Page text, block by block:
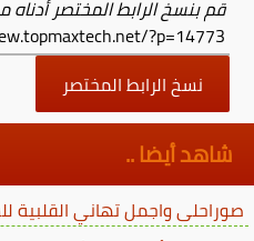
قم بنسخ الرابط المختصر
?p=14773
نسخ الرابط المختصر
شاهد أيضا ..
صوراحلى واجمل تهاني القلبية